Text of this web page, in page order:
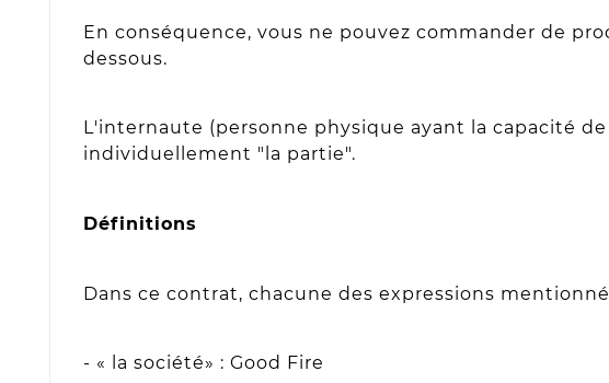
En conséquence, vous ne pouvez commander de
dessous.
L'internaute (personne physique ayant la capacité
individuellement "la partie".
Définitions
Dans ce contrat, chacune des expressions
- « la société» : Good Fire